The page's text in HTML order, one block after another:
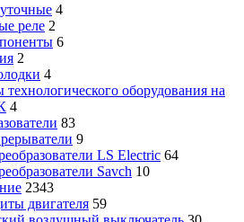
4
реле 2
6
2
4
технологического оборудования на
4
83
9
LS Electric 64
Savch 10
2343
двигателя 59